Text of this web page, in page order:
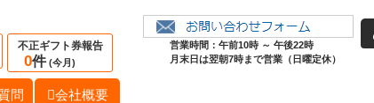
不正ギフト券報告
0件 (今月)
営業時間：午前10時 ～ 午後22時
月末日は翌朝7時まで営業（日曜定休）
会社概要
問